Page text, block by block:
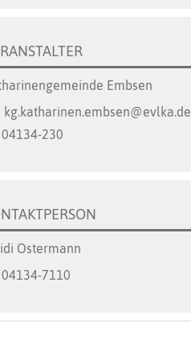
Embsen
kg.katharinen.embsen@evlka.de
04134-230
Ostermann
04134-7110